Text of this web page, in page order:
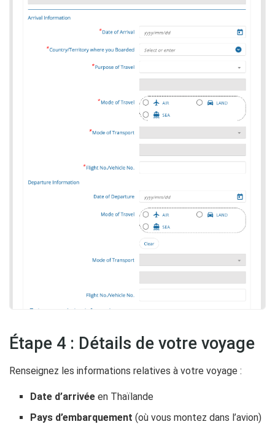
Étape 4 : Détails de votre voyage
Renseignez les informations relatives à votre voyage :
Date d’arrivée en Thaïlande
Pays d’embarquement (où vous montez dans l’avion)